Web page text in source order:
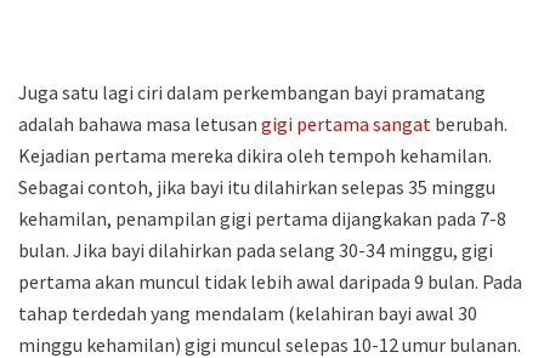
Juga satu lagi ciri dalam perkembangan bayi pramatang
adalah bahawa masa letusan gigi pertama sangat berubah.
Kejadian pertama mereka dikira oleh tempoh kehamilan.
Sebagai contoh, jika bayi itu dilahirkan selepas 35 minggu
kehamilan, penampilan gigi pertama dijangkakan pada 7-8
bulan. Jika bayi dilahirkan pada selang 30-34 minggu, gigi
pertama akan muncul tidak lebih awal daripada 9 bulan. Pada
tahap terdedah yang mendalam (kelahiran bayi awal 30
minggu kehamilan) gigi muncul selepas 10-12 umur bulanan.